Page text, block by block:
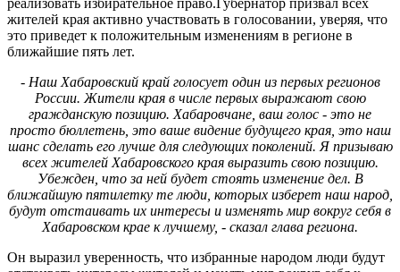
реализовать избирательное право.Губернатор призвал всех
жителей края активно участвовать в голосовании, уверяя, что
это приведет к положительным изменениям в регионе в
ближайшие пять лет.
- Наш Хабаровский край голосует один из первых регионов
России. Жители края в числе первых выражают свою
гражданскую позицию. Хабаровчане, ваш голос - это не
просто бюллетень, это ваше видение будущего края, это наш
шанс сделать его лучше для следующих поколений. Я призываю
всех жителей Хабаровского края выразить свою позицию.
Убежден, что за ней будет стоять изменение дел. В
ближайшую пятилетку те люди, которых изберет наш народ,
будут отстаивать их интересы и изменять мир вокруг себя в
Хабаровском крае к лучшему, - сказал глава региона.
Он выразил уверенность, что избранные народом люди будут